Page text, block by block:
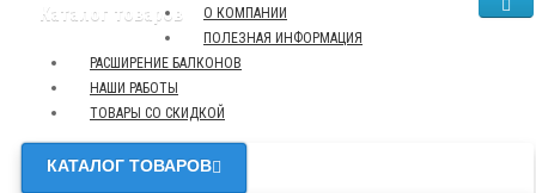
Каталог товаров
О КОМПАНИИ
ПОЛЕЗНАЯ ИНФОРМАЦИЯ
РАСШИРЕНИЕ БАЛКОНОВ
НАШИ РАБОТЫ
ТОВАРЫ СО СКИДКОЙ
КАТАЛОГ ТОВАРОВ